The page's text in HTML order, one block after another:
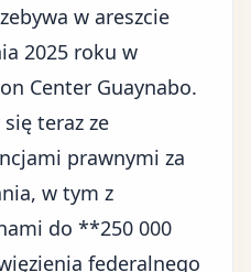
w areszcie
2025 roku w
Center Guaynabo.
teraz ze
prawnymi za
w tym z
do **250 000
federalnego